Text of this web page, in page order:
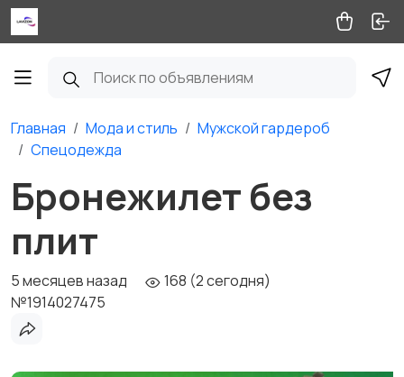
Главная Мода и стиль
Мужской гардероб
Спецодежда
Бронежилет без
плит
5 месяцев назад
168 (2 сегодня)
№1914027475